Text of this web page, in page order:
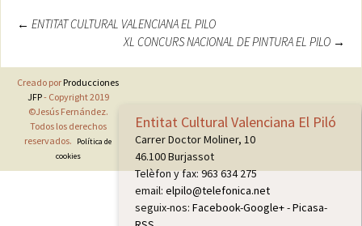
Navegación
entradas
← ENTITAT CULTURAL VALENCIANA EL PILO
XL CONCURS NACIONAL DE PINTURA EL PILO →
Entitat Cultural Valenciana El Piló
Carrer Doctor Moliner, 10
46.100 Burjassot
Telèfon y fax: 963 634 275
email: elpilo@telefonica.net
seguix-nos: Facebook-Google+-Picasa-
Creado por Producciones
JFP- Copyright 2019
©Jesús Fernández.
Todos los derechos
reservados.
Política de
cookies